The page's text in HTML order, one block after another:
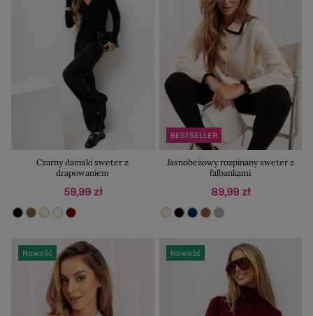
Czarny damski sweter z
drapowaniem
59,99 zł
BESTSELLER
Jasnobeżowy rozpinany sweter z
falbankami
89,99 zł
Nowość Nowość